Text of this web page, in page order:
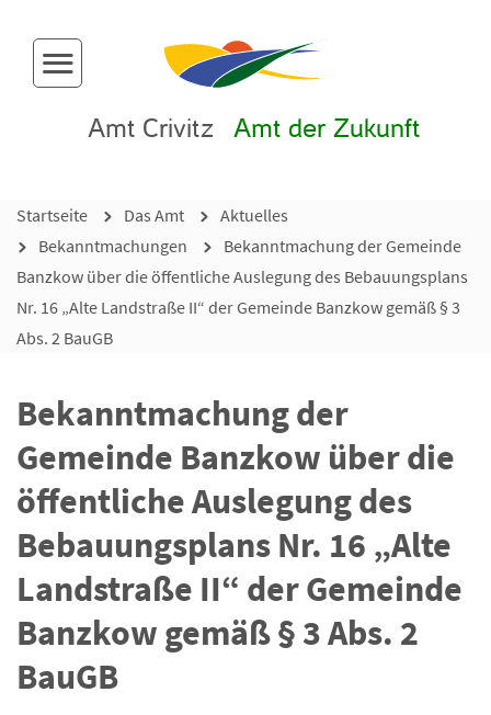
Menü-Button
Amt Crivitz Amt der Zukunft
Startseite Das Amt
Aktuelles
Bekanntmachungen
Bekanntmachung der Gemeinde
Banzkow über die öffentliche Auslegung des Bebauungsplans
Nr. 16 „Alte Landstraße II“ der Gemeinde Banzkow gemäß § 3
Abs. 2 BauGB
Bekanntmachung der
Gemeinde Banzkow über die
öffentliche Auslegung des
Bebauungsplans Nr. 16 „Alte
Landstraße II“ der Gemeinde
Banzkow gemäß § 3 Abs. 2
BauGB